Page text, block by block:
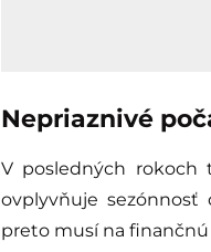
Nepriaznivé
V posledných rokoch
ovplyvňuje sezónnosť
preto musí na